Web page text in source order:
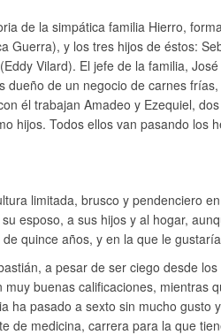
de la simpática familia Hierro,
Guerra), y los tres hijos de éstos:
Vilard). El jefe de la familia,
dueño de un negocio de carnes
él trabajan Amadeo y Ezequiel,
hijos. Todos ellos van pasando los
limitada, brusco y pendenciero
esposo, a sus hijos y al hogar,
quince años, y en la que le
a pesar de ser ciego desde
muy buenas calificaciones, mientras
ha pasado a sexto sin mucho gusto
de medicina, carrera para la que